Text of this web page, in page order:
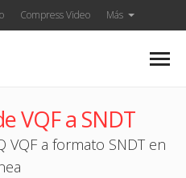
Compress Video Más
VQF a SNDT
VQF a formato SNDT en